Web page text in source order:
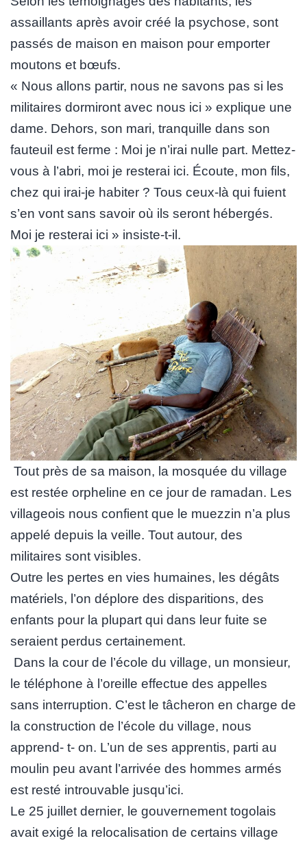
assaillants après avoir créé la psychose, sont
passés de maison en maison pour emporter
moutons et bœufs.
« Nous allons partir, nous ne savons pas si les
militaires dormiront avec nous ici » explique une
dame. Dehors, son mari, tranquille dans son
fauteuil est ferme : Moi je n’irai nulle part. Mettez-
vous à l’abri, moi je resterai ici. Écoute, mon fils,
chez qui irai-je habiter ? Tous ceux-là qui fuient
s’en vont sans savoir où ils seront hébergés.
Moi je resterai ici » insiste-t-il.
Tout près de sa maison, la mosquée du village
est restée orpheline en ce jour de ramadan. Les
villageois nous confient que le muezzin n’a plus
appelé depuis la veille. Tout autour, des
militaires sont visibles.
Outre les pertes en vies humaines, les dégâts
matériels, l’on déplore des disparitions, des
enfants pour la plupart qui dans leur fuite se
seraient perdus certainement.
Dans la cour de l’école du village, un monsieur,
le téléphone à l’oreille effectue des appelles
sans interruption. C’est le tâcheron en charge de
la construction de l’école du village, nous
apprend- t- on. L’un de ses apprentis, parti au
moulin peu avant l’arrivée des hommes armés
est resté introuvable jusqu’ici.
Le 25 juillet dernier, le gouvernement togolais
avait exigé la relocalisation de certains village